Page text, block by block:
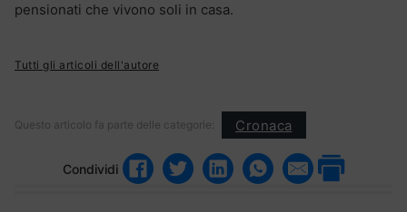
pensionati che vivono soli in casa.
Tutti gli articoli dell'autore
Questo articolo fa parte delle categorie: Cronaca
Condividi